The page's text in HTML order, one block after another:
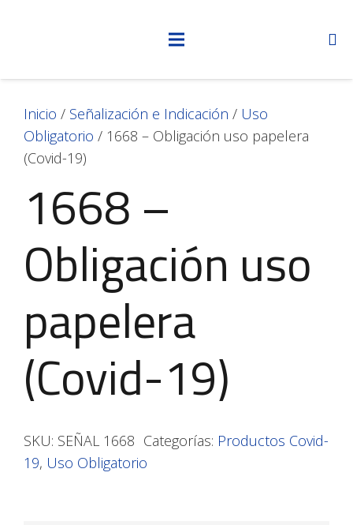
Inicio / Señalización e Indicación / Uso
Obligatorio / 1668 – Obligación uso papelera
(Covid-19)
1668 –
Obligación uso
papelera
(Covid-19)
SKU: SEÑAL 1668 Categorías: Productos Covid-
19, Uso Obligatorio